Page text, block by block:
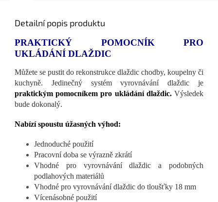
Detailní popis produktu
PRAKTICKÝ POMOCNÍK PRO
UKLÁDÁNÍ DLAŽDIC
Můžete se pustit do rekonstrukce dlaždic chodby, koupelny či
kuchyně. Jedinečný systém vyrovnávání dlaždic je
praktickým pomocníkem pro ukládání dlaždic.Výsledek
bude dokonalý.
Nabízí spoustu úžasných výhod:
Jednoduché použití
Pracovní doba se výrazně zkrátí
Vhodné pro vyrovnávání dlaždic a podobných
podlahových materiálů
Vhodné pro vyrovnávání dlaždic do tloušťky 18 mm
Vícenásobné použití